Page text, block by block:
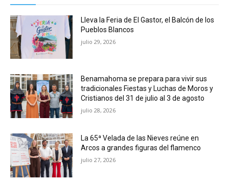
Lleva la Feria de El Gastor, el Balcón de los
Pueblos Blancos
julio 29, 2026
Benamahoma se prepara para vivir sus
tradicionales Fiestas y Luchas de Moros y
Cristianos del 31 de julio al 3 de agosto
julio 28, 2026
La 65ª Velada de las Nieves reúne en
Arcos a grandes figuras del flamenco
julio 27, 2026